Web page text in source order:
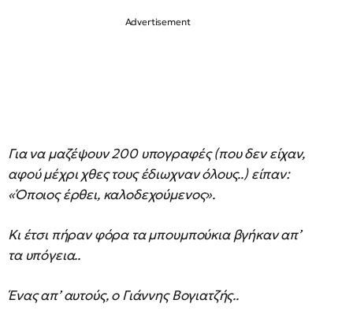
Για να μαζέψουν 200 υπογραφές (που δεν είχαν,
αφού μέχρι χθες τους έδιωχναν όλους..) είπαν:
«Όποιος έρθει, καλοδεχούμενος».
Κι έτσι πήραν φόρα τα μπουμπούκια βγήκαν απ’
τα υπόγεια..
Ένας απ’ αυτούς, ο Γιάννης Βογιατζής..